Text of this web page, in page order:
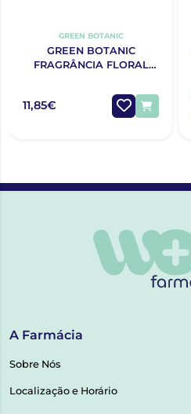
GREEN BOTANIC
GREEN BOTANIC
FRAGRÂNCIA FLORAL
MANDARINA SENHORA
11,85€
A Farmácia
Sobre Nós
Localização e Horário